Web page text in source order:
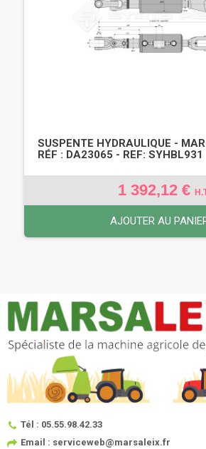
SUSPENTE HYDRAULIQUE -
RÉF : DA23065 - REF: SYHBL931
1 392,12 €
AJOUTER AU
Tél : 05.55.98.42.33
Email : serviceweb@marsaleix.fr